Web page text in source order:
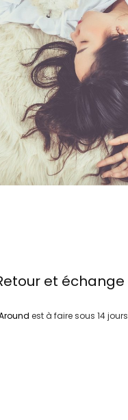
et échange
est à faire sous 14 jours